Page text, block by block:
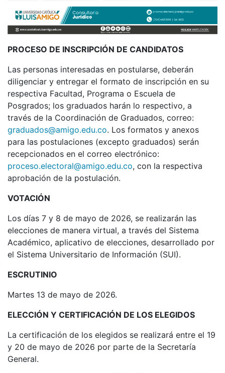
PROCESO DE INSCRIPCIÓN DE CANDIDATOS
Las personas interesadas en postularse, deberán
diligenciar y entregar el formato de inscripción en su
respectiva Facultad, Programa o Escuela de
Posgrados; los graduados harán lo respectivo, a
través de la Coordinación de Graduados, correo:
graduados@amigo.edu.co. Los formatos y anexos
para las postulaciones (excepto graduados) serán
recepcionados en el correo electrónico:
proceso.electoral@amigo.edu.co, con la respectiva
aprobación de la postulación.
VOTACIÓN
Los días 7 y 8 de mayo de 2026, se realizarán las
elecciones de manera virtual, a través del Sistema
Académico, aplicativo de elecciones, desarrollado por
el Sistema Universitario de Información (SUI).
ESCRUTINIO
Martes 13 de mayo de 2026.
ELECCIÓN Y CERTIFICACIÓN DE LOS ELEGIDOS
La certificación de los elegidos se realizará entre el 19
y 20 de mayo de 2026 por parte de la Secretaría
General.